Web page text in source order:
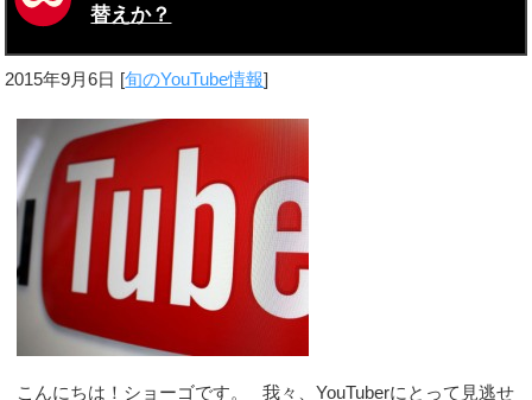
替えか？
2015年9月6日 [旬のYouTube情報]
こんにちは！ショーゴです。 我々、YouTuberにとって見逃せ